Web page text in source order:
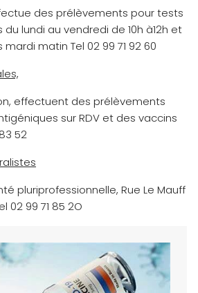
des prélèvements pour tests
lundi au vendredi de 10h à12h et
matin Tel 02 99 71 92 60
effectuent des prélèvements
sur RDV et des vaccins
52
pluriprofessionnelle, Rue Le Mauff
02 99 71 85 2O